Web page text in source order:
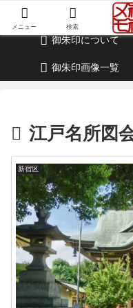
御朱印・参拝
御朱印について
御朱印画像一覧
江戸名所図
新宿区
メニュー 検索